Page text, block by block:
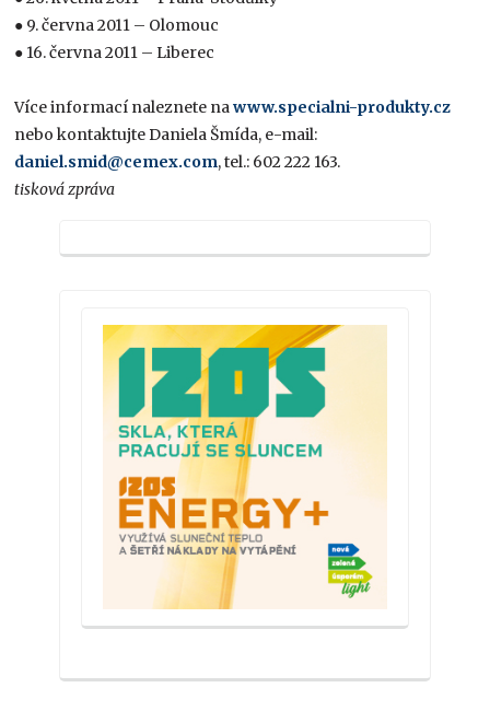
● 9. června 2011 – Olomouc
● 16. června 2011 – Liberec
Více informací naleznete nawww.specialni-produkty.cz
nebo kontaktujte Daniela Šmída, e-mail:
daniel.smid@cemex.com, tel.: 602 222 163.
tisková zpráva